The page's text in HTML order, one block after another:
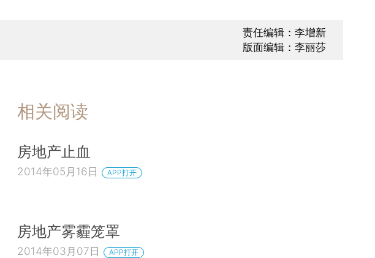
责任编辑：李增新
版面编辑：李丽莎
相关阅读
房地产止血
2014年05月16日 APP打开
房地产雾霾笼罩
2014年03月07日 APP打开